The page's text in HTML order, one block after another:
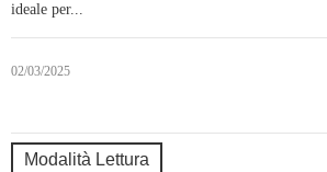
ideale per...
02/03/2025
Modalità Lettura